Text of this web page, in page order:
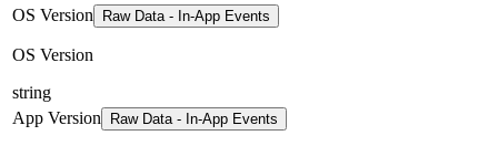
OS Version
Raw Data - In-App Events
OS Version
string
App Version
Raw Data - In-App Events